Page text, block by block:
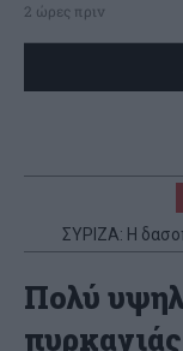
2 ώρες πριν